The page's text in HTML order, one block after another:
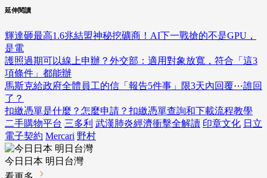
延伸閱讀
輝達砸最高1.6兆結盟神秘挖礦商！AI下一戰搶的不是GPU，
是電
護照過期可以線上申辦？外交部：適用對象放寬，符合「這3
項條件」都能辦
馬斯克給政府全體員工的信「報告5件事」限3天內回覆⋯誰回
了？
扣繳憑單是什麼？怎麼申請？扣繳憑單查詢和下載流程教學
二手購物平台 三多利 武漢肺炎經濟衝擊全解讀 印章文化 日立
電子契約 Mercari 野村
今日日本 明日台灣